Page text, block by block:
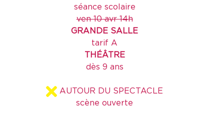
séance scolaire
ven 10 avr 14h
GRANDE SALLE
tarif A
THÉÂTRE
dès 9 ans
AUTOUR DU SPECTACLE
scène ouverte